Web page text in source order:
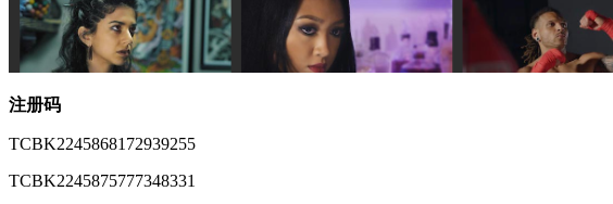
注册码
TCBK2245868172939255
TCBK2245875777348331